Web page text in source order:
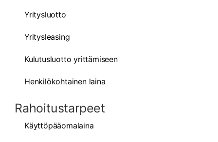
Yritysluotto
Yritysleasing
Kulutusluotto yrittämiseen
Henkilökohtainen laina
Rahoitustarpeet
Käyttöpääomalaina